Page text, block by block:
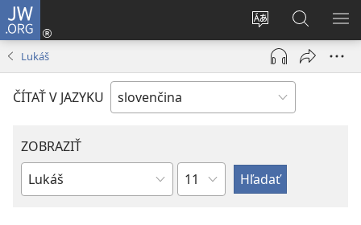
JW.ORG
Zmeniť
jazyk
stránky
Prihlásiť
sa
(otvorí
okno)
na
JW.ORG
Lukáš
ČÍTAŤ V JAZYKU
ZOBRAZIŤ
Biblická
Kapitola